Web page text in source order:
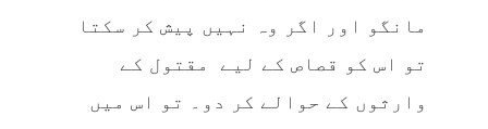
مانگو اور اگر وہ نہیں پیش کر سکتا
تو اس کو قصاص کے لیے مقتول کے
وارثوں کے حوالے کر دو۔ تو اس میں